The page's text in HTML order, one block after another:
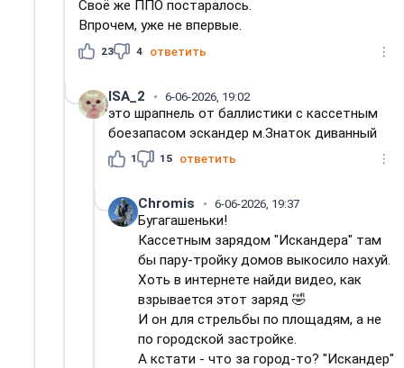
Своё же ППО постаралось.
Впрочем, уже не впервые.
23 4 ответить
ISA_2 6-06-2026, 19:02
это шрапнель от баллистики с кассетным
боезапасом эскандер м.Знаток диванный
1 15 ответить
Chromis 6-06-2026, 19:37
Бугагашеньки!
Кассетным зарядом "Искандера" там
бы пару-тройку домов выкосило нахуй.
Хоть в интернете найди видео, как
взрывается этот заряд 🤣
И он для стрельбы по площадям, а не
по городской застройке.
А кстати - что за город-то? "Искандер"